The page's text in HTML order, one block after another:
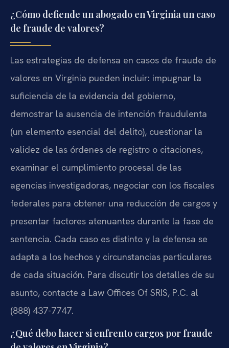
¿Cómo defiende un abogado en Virginia un caso
de fraude de valores?
Las estrategias de defensa en casos de fraude de
valores en Virginia pueden incluir: impugnar la
suficiencia de la evidencia del gobierno,
demostrar la ausencia de intención fraudulenta
(un elemento esencial del delito), cuestionar la
validez de las órdenes de registro o citaciones,
examinar el cumplimiento procesal de las
agencias investigadoras, negociar con los fiscales
federales para obtener una reducción de cargos y
presentar factores atenuantes durante la fase de
sentencia. Cada caso es distinto y la defensa se
adapta a los hechos y circunstancias particulares
de cada situación. Para discutir los detalles de su
asunto, contacte a Law Offices Of SRIS, P.C. al
(888) 437-7747.
¿Qué debo hacer si enfrento cargos por fraude